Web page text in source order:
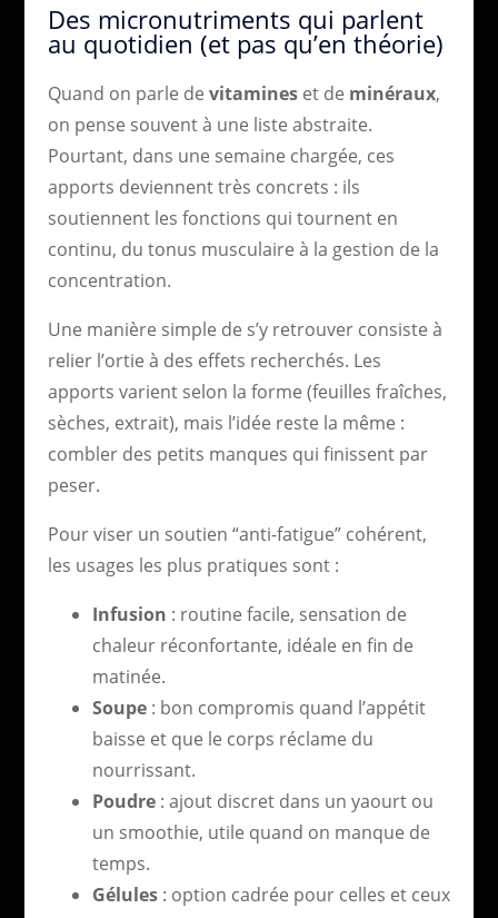
Des micronutriments qui parlent
au quotidien (et pas qu’en théorie)
Quand on parle de vitamineset de minéraux,
on pense souvent à une liste abstraite.
Pourtant, dans une semaine chargée, ces
apports deviennent très concrets : ils
soutiennent les fonctions qui tournent en
continu, du tonus musculaire à la gestion de la
concentration.
Une manière simple de s’y retrouver consiste à
relier l’ortie à des effets recherchés. Les
apports varient selon la forme (feuilles fraîches,
sèches, extrait), mais l’idée reste la même :
combler des petits manques qui finissent par
peser.
Pour viser un soutien “anti-fatigue” cohérent,
les usages les plus pratiques sont :
Infusion : routine facile, sensation de
chaleur réconfortante, idéale en fin de
matinée.
Soupe: bon compromis quand l’appétit
baisse et que le corps réclame du
nourrissant.
Poudre: ajout discret dans un yaourt ou
un smoothie, utile quand on manque de
temps.
Gélules: option cadrée pour celles et ceux